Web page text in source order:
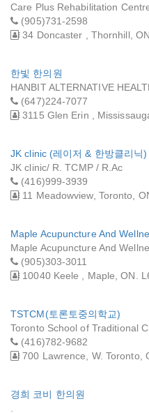
Care Plus Rehabilitation
(905)731-2598
34 Doncaster , Thornhill,
한빛 한의원
HANBIT ALTERNATIVE
(647)224-7077
3115 Glen Erin ,
JK clinic (레이저 & 한방클리닉)
JK clinic/ R. TCMP / R.Ac
(416)999-3939
11 Meadowview, Toronto,
Maple Acupuncture And
Maple Acupuncture And
(905)303-3011
10040 Keele , Maple, ON.
TSTCM(토론토중의학교)
Toronto School of Traditional
(416)782-9682
700 Lawrence, W. Toronto,
경희 코비 한의원